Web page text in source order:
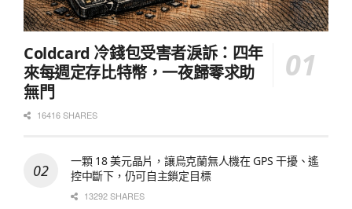
Coldcard 冷錢包受害者淚訴：四年
來每週定存比特幣，一夜歸零求助
無門
16416 SHARES
一顆 18 美元晶片，讓烏克蘭無人機在 GPS 干擾、遙
控中斷下，仍可自主鎖定目標
13292 SHARES